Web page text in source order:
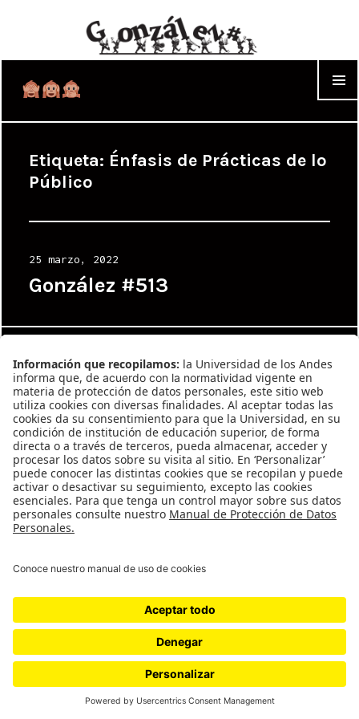
Etiqueta: Énfasis de Prácticas de lo
Público
Posted
on
25 marzo, 2022
González #513
Proudly powered by WordPress
WordPress.com.